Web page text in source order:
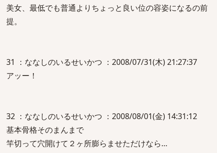
美女、最低でも普通よりちょっと良い位の容姿になるの前
提。
31 ：ななしのいるせいかつ ：2008/07/31(木) 21:27:37
アッー！
32 ：ななしのいるせいかつ ：2008/08/01(金) 14:31:12
基本骨格そのまんまで
竿切って穴開けて２ヶ所膨らませただけなら…